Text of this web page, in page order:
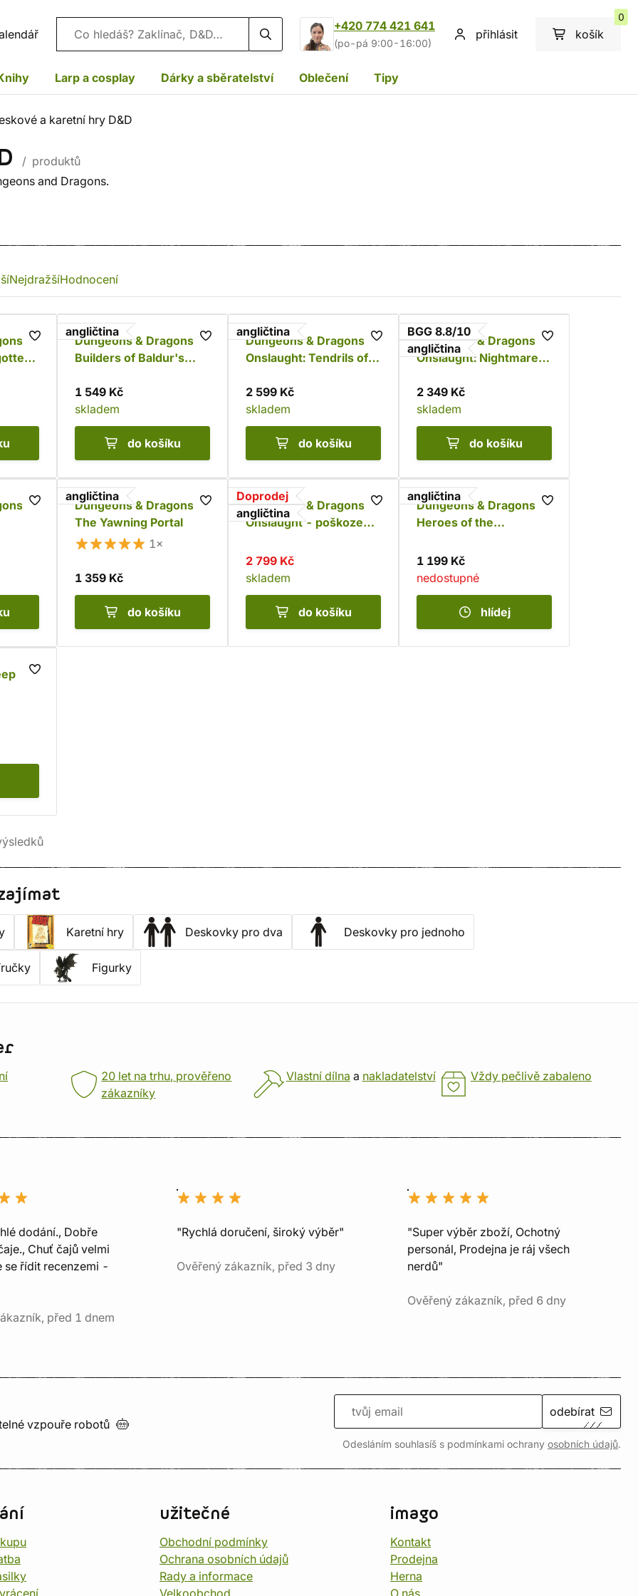
Vyhledávání
+420 774 421 641
(po-pá 9:00-16:00)
přihlásit košík
0
Larp a cosplay Dárky a sběratelství Oblečení Tipy
a karetní hry D&D
/ produktů
and Dragons.
NejdražšíHodnocení
angličtina
Dungeons & Dragons:
Builders of Baldur's
1 549 Kč
skladem
do košíku
angličtina
Dungeons & Dragons
Onslaught: Tendrils of
Set
2 599 Kč
skladem
do košíku
BGG 8.8/10
angličtina
Dungeons & Dragons
Onslaught: Nightmare
- Maps & Monsters
Expansion
2 349 Kč
skladem
do košíku
angličtina
Dungeons & Dragons:
The Yawning Portal
1×
1 359 Kč
do košíku
Doprodej
angličtina
Dungeons & Dragons:
Onslaught - poškozený
2 799 Kč
skladem
do košíku
angličtina
Dungeons & Dragons:
Heroes of the
1 199 Kč
nedostupné
hlídej
Karetní hry Deskovky pro dva Deskovky pro jednoho
Figurky
20 let na trhu, prověřeno
zákazníky
Vlastní dílna a nakladatelství Vždy pečlivě zabaleno
dodání., Dobře
Chuť čajů velmi
se řídit recenzemi -
před 1 dnem
"Rychlá doručení, široký výběr"
Ověřený zákazník, před 3 dny
"Super výběr zboží, Ochotný
personál, Prodejna je ráj všech
nerdů"
Ověřený zákazník, před 6 dny
vzpouře robotů
odebírat
Odesláním souhlasíš s podmínkami ochrany osobních údajů.
užitečné
Obchodní podmínky
Ochrana osobních údajů
Rady a informace
Velkoobchod
imago
Kontakt
Prodejna
Herna
O nás